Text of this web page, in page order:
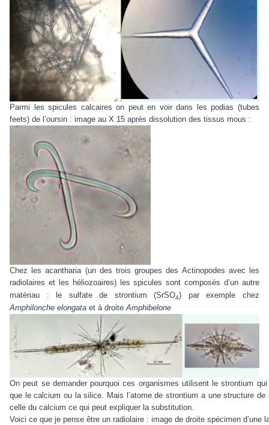
Parmi les spicules calcaires on peut en voir dans les podias (tubes
feets) de l’oursin : image au X 15 après dissolution des tissus mous :
Chez les acantharia (un des trois groupes des Actinopodes avec les
radiolaires et les héliozoaires) les spicules sont composés d’un autre
matériau : le sulfate de strontium (SrSO4) par exemple chez
Amphilonche elongata et à droite Amphibelone
On peut se demander pourquoi ces organismes utilisent le strontium
que le calcium ou la silice. Mais l’atome de strontium a une structure de
celle du calcium ce qui peut expliquer la substitution.
Voici ce que je pense être un radiolaire : image de droite spécimen d’une